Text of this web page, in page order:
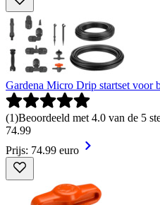
Gardena Micro Drip startset voor
(1)Beoordeeld met 4.0 van de 5
74.99
Prijs: 74.99 euro